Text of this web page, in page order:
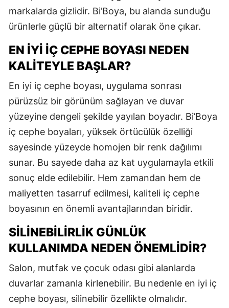
markalarda gizlidir. Bi’Boya, bu alanda sunduğu
ürünlerle güçlü bir alternatif olarak öne çıkar.
EN İYI İÇ CEPHE BOYASI NEDEN
KALITEYLE BAŞLAR?
En iyi iç cephe boyası, uygulama sonrası
pürüzsüz bir görünüm sağlayan ve duvar
yüzeyine dengeli şekilde yayılan boyadır. Bi’Boya
iç cephe boyaları, yüksek örtücülük özelliği
sayesinde yüzeyde homojen bir renk dağılımı
sunar. Bu sayede daha az kat uygulamayla etkili
sonuç elde edilebilir. Hem zamandan hem de
maliyetten tasarruf edilmesi, kaliteli iç cephe
boyasının en önemli avantajlarından biridir.
SILINEBILIRLIK GÜNLÜK
KULLANIMDA NEDEN ÖNEMLIDIR?
Salon, mutfak ve çocuk odası gibi alanlarda
duvarlar zamanla kirlenebilir. Bu nedenle en iyi iç
cephe boyası, silinebilir özellikte olmalıdır.